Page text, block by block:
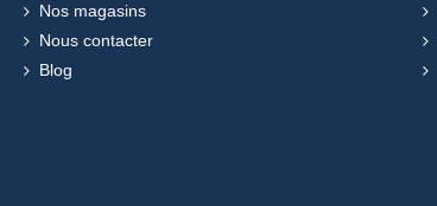
Nos magasins
Nous contacter
Blog